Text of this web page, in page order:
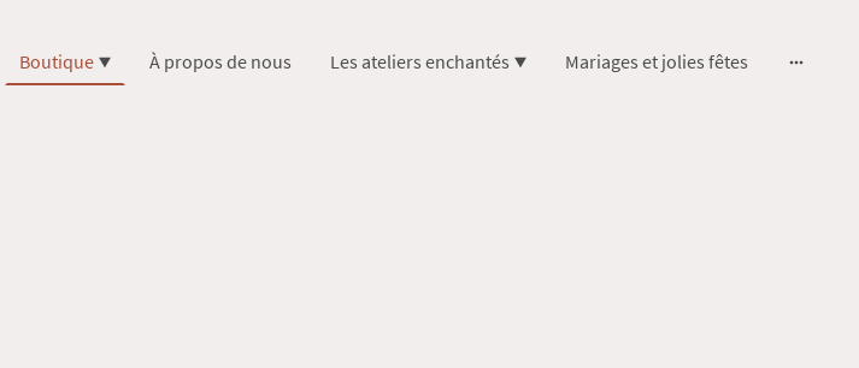
Boutique À propos de nous Les ateliers enchantés Mariages et jolies fêtes